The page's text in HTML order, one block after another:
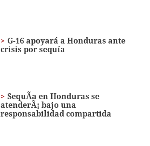
G-16 apoyará a Honduras ante
crisis por sequía
SequÃ­a en Honduras se
atenderÃ¡ bajo una
responsabilidad compartida